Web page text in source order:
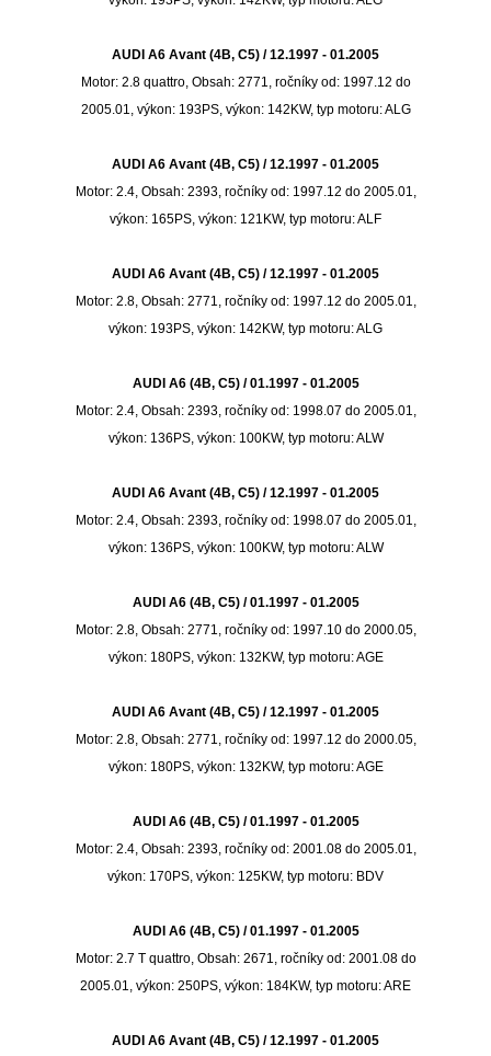
AUDI A6 Avant (4B, C5) / 12.1997 - 01.2005
Motor: 2.8 quattro, Obsah: 2771, ročníky od: 1997.12 do
2005.01, výkon: 193PS, výkon: 142KW, typ motoru: ALG
AUDI A6 Avant (4B, C5) / 12.1997 - 01.2005
Motor: 2.4, Obsah: 2393, ročníky od: 1997.12 do 2005.01,
výkon: 165PS, výkon: 121KW, typ motoru: ALF
AUDI A6 Avant (4B, C5) / 12.1997 - 01.2005
Motor: 2.8, Obsah: 2771, ročníky od: 1997.12 do 2005.01,
výkon: 193PS, výkon: 142KW, typ motoru: ALG
AUDI A6 (4B, C5) / 01.1997 - 01.2005
Motor: 2.4, Obsah: 2393, ročníky od: 1998.07 do 2005.01,
výkon: 136PS, výkon: 100KW, typ motoru: ALW
AUDI A6 Avant (4B, C5) / 12.1997 - 01.2005
Motor: 2.4, Obsah: 2393, ročníky od: 1998.07 do 2005.01,
výkon: 136PS, výkon: 100KW, typ motoru: ALW
AUDI A6 (4B, C5) / 01.1997 - 01.2005
Motor: 2.8, Obsah: 2771, ročníky od: 1997.10 do 2000.05,
výkon: 180PS, výkon: 132KW, typ motoru: AGE
AUDI A6 Avant (4B, C5) / 12.1997 - 01.2005
Motor: 2.8, Obsah: 2771, ročníky od: 1997.12 do 2000.05,
výkon: 180PS, výkon: 132KW, typ motoru: AGE
AUDI A6 (4B, C5) / 01.1997 - 01.2005
Motor: 2.4, Obsah: 2393, ročníky od: 2001.08 do 2005.01,
výkon: 170PS, výkon: 125KW, typ motoru: BDV
AUDI A6 (4B, C5) / 01.1997 - 01.2005
Motor: 2.7 T quattro, Obsah: 2671, ročníky od: 2001.08 do
2005.01, výkon: 250PS, výkon: 184KW, typ motoru: ARE
AUDI A6 Avant (4B, C5) / 12.1997 - 01.2005